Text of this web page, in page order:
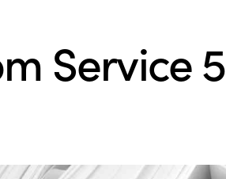
Service 5